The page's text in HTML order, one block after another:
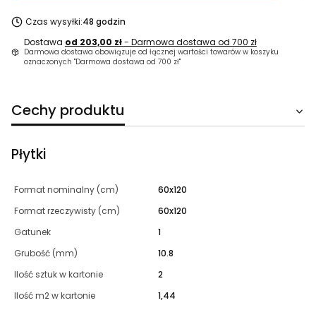
Czas wysyłki:48 godzin
Dostawa od 203,00 zł- Darmowa dostawa od 700 zł
Darmowa dostawa obowiązuje od łącznej wartości towarów w koszyku
oznaczonych "Darmowa dostawa od 700 zł"
Cechy produktu
Płytki
Format nominalny (cm)
60x120
Format rzeczywisty (cm)
60x120
Gatunek
1
Grubość (mm)
10.8
Ilość sztuk w kartonie
2
Ilość m2 w kartonie
1,44